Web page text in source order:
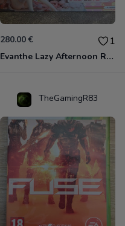
280.00 € 1
Evanthe Lazy Afternoon Red Pride of Eden
TheGamingR83